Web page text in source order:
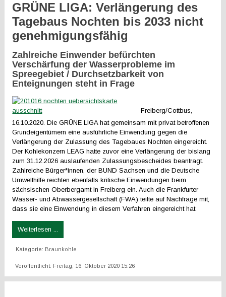
GRÜNE LIGA: Verlängerung des
Tagebaus Nochten bis 2033 nicht
genehmigungsfähig
Zahlreiche Einwender befürchten
Verschärfung der Wasserprobleme im
Spreegebiet / Durchsetzbarkeit von
Enteignungen steht in Frage
Freiberg/Cottbus,
16.10.2020. Die GRÜNE LIGA hat gemeinsam mit privat betroffenen
Grundeigentümern eine ausführliche Einwendung gegen die
Verlängerung der Zulassung des Tagebaues Nochten eingereicht.
Der Kohlekonzern LEAG hatte zuvor eine Verlängerung der bislang
zum 31.12.2026 auslaufenden Zulassungsbescheides beantragt.
Zahlreiche Bürger*innen, der BUND Sachsen und die Deutsche
Umwelthilfe reichten ebenfalls kritische Einwendungen beim
sächsischen Oberbergamt in Freiberg ein. Auch die Frankfurter
Wasser- und Abwassergesellschaft (FWA) teilte auf Nachfrage mit,
dass sie eine Einwendung in diesem Verfahren eingereicht hat.
Weiterlesen ...
Kategorie: Braunkohle
Veröffentlicht: Freitag, 16. Oktober 2020 15:26